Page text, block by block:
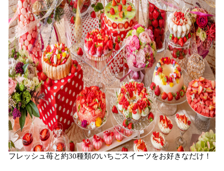
フレッシュ苺と約30種類のいちごスイーツをお好きなだけ！